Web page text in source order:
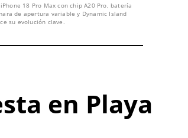
18 Pro Max con chip A20 Pro, batería
de apertura variable y Dynamic Island
su evolución clave.
en Playa